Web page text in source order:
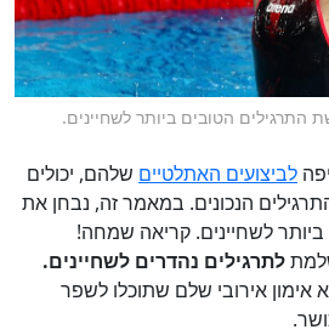
הטובים ביותר לשחיינים.
לביצועים האתלטיים שלהם, יכולים
הנכונים. במאמר זה, נבחן את
לשחיינים. קריאה שמחה!
לתרגילים נהדרים לשחיינים.
אימון אירובי שלם שתוכלו לשפר